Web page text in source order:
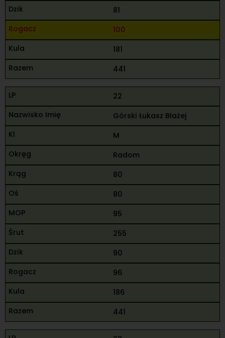
81
100
181
441
22
Górski Łukasz Błażej
M
Radom
80
80
95
255
90
96
186
441